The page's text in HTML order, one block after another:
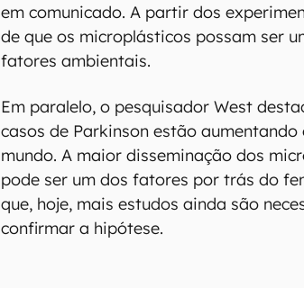
em comunicado. A partir dos
de que os microplásticos possam ser
fatores ambientais.
Em paralelo, o pesquisador West
casos de Parkinson estão
mundo. A maior disseminação dos
pode ser um dos fatores por trás do
que, hoje, mais estudos ainda são
confirmar a hipótese.